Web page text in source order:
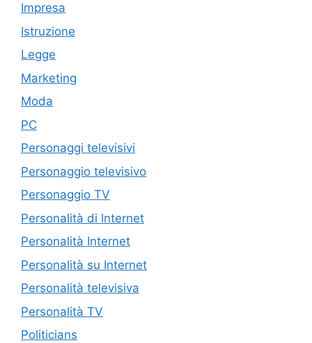
Impresa
Istruzione
Legge
Marketing
Moda
PC
Personaggi televisivi
Personaggio televisivo
Personaggio TV
Personalità di Internet
Personalità Internet
Personalità su Internet
Personalità televisiva
Personalità TV
Politicians